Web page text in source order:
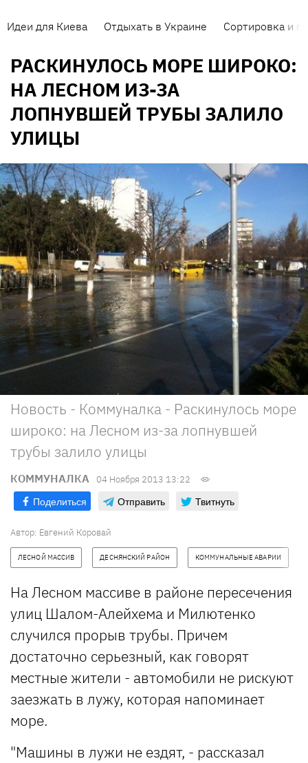
Идеи для Киева Отдыхать в Украине Сортировка и
РАСКИНУЛОСЬ МОРЕ ШИРОКО:
НА ЛЕСНОМ ИЗ-ЗА
ЛОПНУВШЕЙ ТРУБЫ ЗАЛИЛО
УЛИЦЫ
Новость - Коммуналка - Раскинулось море
широко: на Лесном из-за лопнувшей
трубы залило улицы
КОММУНАЛКА 04 Ноября 2013 13:22
Поделиться Отправить Твитнуть
Автор: Евгений Коровай
ЛЕСНОЙ МАССИВ ДЕСНЯНСКИЙ РАЙОН КОММУНАЛЬНЫЕ АВАРИИ
На Лесном массиве в районе пересечения
улиц Шалом-Алейхема и Милютенко
случился прорыв трубы. Причем
достаточно серьезный, как говорят
местные жители - автомобили не рискуют
заезжать в лужу, которая напоминает
море.
"Машины в лужи не ездят, - рассказал